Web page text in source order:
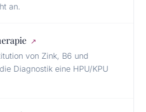
an.
↗
von Zink, B6 und
Diagnostik eine HPU/KPU